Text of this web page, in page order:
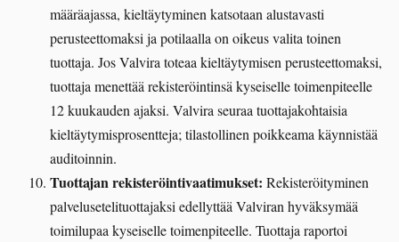
määräajassa, kieltäytyminen katsotaan alustavasti
perusteettomaksi ja potilaalla on oikeus valita toinen
tuottaja. Jos Valvira toteaa kieltäytymisen perusteettomaksi,
tuottaja menettää rekisteröintinsä kyseiselle toimenpiteelle
12 kuukauden ajaksi. Valvira seuraa tuottajakohtaisia
kieltäytymisprosentteja; tilastollinen poikkeama käynnistää
auditoinnin.
Tuottajan rekisteröintivaatimukset: Rekisteröityminen
palvelusetelituottajaksi edellyttää Valviran hyväksymää
toimilupaa kyseiselle toimenpiteelle. Tuottaja raportoi